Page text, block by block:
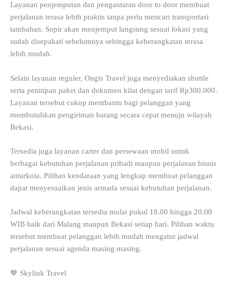
Layanan penjemputan dan pengantaran door to door membuat
perjalanan terasa lebih praktis tanpa perlu mencari transportasi
tambahan. Sopir akan menjemput langsung sesuai lokasi yang
sudah disepakati sebelumnya sehingga keberangkatan terasa
lebih mudah.
Selain layanan reguler, Ongis Travel juga menyediakan shuttle
serta penitipan paket dan dokumen kilat dengan tarif Rp300.000.
Layanan tersebut cukup membantu bagi pelanggan yang
membutuhkan pengiriman barang secara cepat menuju wilayah
Bekasi.
Tersedia juga layanan carter dan persewaan mobil untuk
berbagai kebutuhan perjalanan pribadi maupun perjalanan bisnis
antarkota. Pilihan kendaraan yang lengkap membuat pelanggan
dapat menyesuaikan jenis armada sesuai kebutuhan perjalanan.
Jadwal keberangkatan tersedia mulai pukul 18.00 hingga 20.00
WIB baik dari Malang maupun Bekasi setiap hari. Pilihan waktu
tersebut membuat pelanggan lebih mudah mengatur jadwal
perjalanan sesuai agenda masing masing.
💙 Skylink Travel